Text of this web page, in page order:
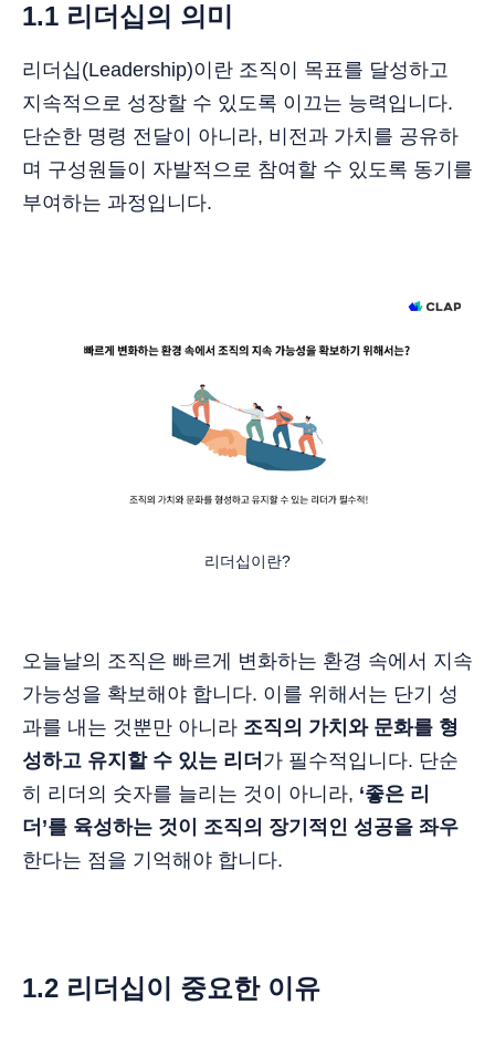
1.1 리더십의 의미
리더십(Leadership)이란 조직이 목표를 달성하고
지속적으로 성장할 수 있도록 이끄는 능력입니다.
단순한 명령 전달이 아니라, 비전과 가치를 공유하
며 구성원들이 자발적으로 참여할 수 있도록 동기를
부여하는 과정입니다.
리더십이란?
오늘날의 조직은 빠르게 변화하는 환경 속에서 지속
가능성을 확보해야 합니다. 이를 위해서는 단기 성
과를 내는 것뿐만 아니라 조직의 가치와 문화를 형
성하고 유지할 수 있는 리더 가 필수적입니다. 단순
히 리더의 숫자를 늘리는 것이 아니라, ‘좋은 리
더’를 육성하는 것이 조직의 장기적인 성공을 좌우
한다는 점을 기억해야 합니다.
1.2 리더십이 중요한 이유